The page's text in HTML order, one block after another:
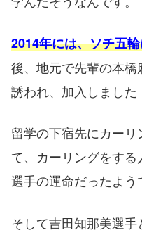
2014年には、ソチ五
後、地元で先輩の本
誘われ、加入しました
留学の下宿先にカー
て、カーリングをす
選手の運命だったよ
そして吉田知那美選